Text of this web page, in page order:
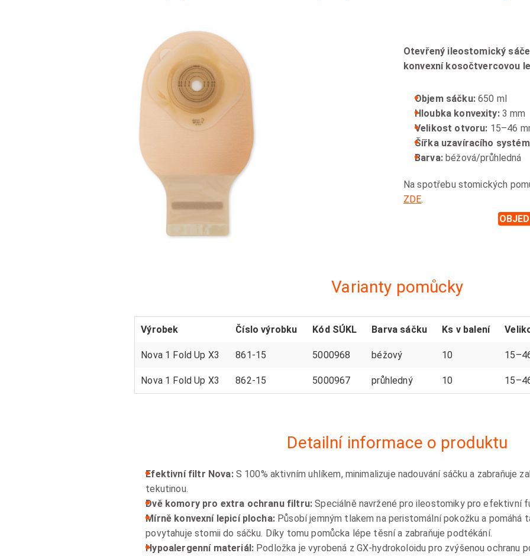
Otevřený ileostomický
konvexní kosočtvercovou
Objem sáčku:650 ml
Hloubka konvexity: 3 mm
Velikost otvoru: 15–46
Šířka uzavíracího
Barva:béžová/průhledná
Na spotřebu stomických
ZDE.
Varianty pomůcky
Výrobek Číslo výrobku Kód SÚKL Barva sáčku Ks v balení
Nova 1 Fold Up X3 861-15 5000968 béžový 10
Nova 1 Fold Up X3 862-15 5000967 průhledný 10
Detailní informace o produktu
Efektivní filtr Nova:S 100% aktivním uhlíkem, minimalizuje nadouvání sáčku a zabraňuje
tekutinou.
Dvě komory pro extra ochranu filtru:Speciálně navržené pro ileostomiky pro efektivní
Mírně konvexní lepicí plocha: Působí jemným tlakem na peristomální pokožku a pomáhá
povytahuje stomii do sáčku. Díky tomu pomůcka lépe těsní a zabraňuje podtékání.
Hypoalergenní materiál: Podložka je vyrobená z GX-hydrokoloidu pro zvýšenou ochranu